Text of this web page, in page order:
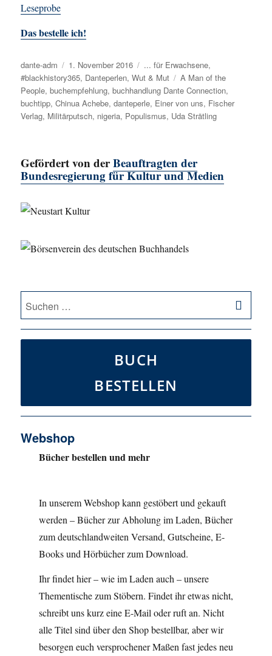
Leseprobe
Das bestelle ich!
Autor
dante-adm
Veröffentlicht
am
1. November 2016 Kategorien
... für Erwachsene,
#blackhistory365, Danteperlen,Wut & Mut Schlagwörter
A Man of the
People,buchempfehlung,buchhandlung Dante Connection,
buchtipp,Chinua Achebe,danteperle, Einer von uns, Fischer
Verlag, Militärputsch, nigeria, Populismus, Uda Strätling
Gefördert von derBeauftragten der
Bundesregierung für Kultur und Medien
Suche
nach:
BUCH
BESTELLEN
Webshop
Bücher bestellen und mehr
In unserem Webshop kann gestöbert und gekauft
werden – Bücher zur Abholung im Laden, Bücher
zum deutschlandweiten Versand, Gutscheine, E-
Books und Hörbücher zum Download.
Ihr findet hier – wie im Laden auch – unsere
Thementische zum Stöbern. Findet ihr etwas nicht,
schreibt uns kurz eine E-Mail oder ruft an. Nicht
alle Titel sind über den Shop bestellbar, aber wir
besorgen euch versprochener Maßen fast jedes neu